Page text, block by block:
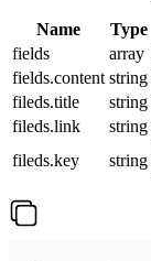
Name Type
fields
array
fields.content string
fileds.title
string
fileds.link
string
fileds.key
string